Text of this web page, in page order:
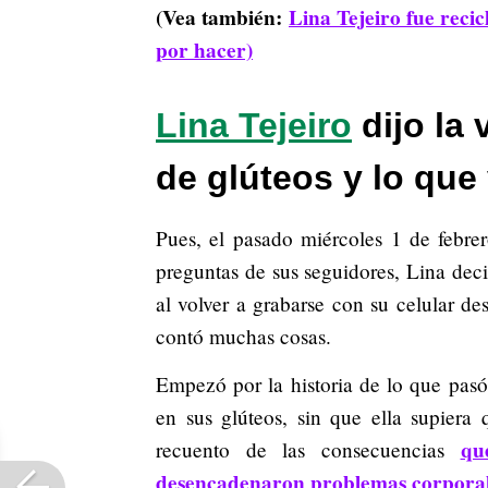
(Vea también: Lina Tejeiro fue
por hacer)
Lina Tejeiro dijo la
de glúteos y lo
Pues, el pasado miércoles 1 de
preguntas de sus seguidores, Lina
al volver a grabarse con su celular
contó muchas cosas.
Empezó por la historia de lo que
en sus glúteos, sin que ella supiera
recuento de las consecuencias